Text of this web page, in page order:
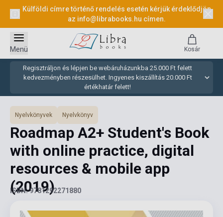
Külföldi címre történő rendelés esetén kérjük érdeklődjön
az info@librabooks.hu címen.
Regisztráljon és lépjen be webáruházunkba 25.000 Ft felett
kedvezményben részesülhet. Ingyenes kiszállítás 20.000 Ft
értékhatár felett!
Menü Kosár
Nyelvkönyvek Nyelvkönyv
Roadmap A2+ Student's Book
with online practice, digital
resources & mobile app
(2019)
ISBN: 9781292271880